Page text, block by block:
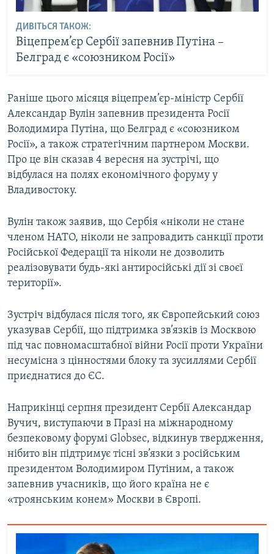
ДИВІТЬСЯ ТАКОЖ:
Віцепрем’єр Сербії запевнив Путіна –
Белград є «союзником Росії»
Раніше цього місяця віцепрем’єр-міністр Сербії
Александар Вулін запевнив президента Росії
Володимира Путіна, що Белград є «союзником
Росії», а також стратегічним партнером Москви.
Про це він сказав 4 вересня на зустрічі, що
відбулася на полях економічного форуму у
Владивостоку.
Вулін також заявив, що Сербія «ніколи не стане
членом НАТО, ніколи не запровадить санкції проти
Російської Федерації та ніколи не дозволить
реалізовувати будь-які антиросійські дії зі своєї
території».
Зустріч відбулася після того, як Європейський союз
указував Сербії, що підтримка зв’язків із Москвою
під час повномасштабної війни Росії проти України
несумісна з цінностями блоку та зусиллями Сербії
приєднатися до ЄС.
Наприкінці серпня президент Сербії Александар
Вучич, виступаючи в Празі на міжнародному
безпековому форумі Globsec, відкинув твердження,
нібито він підтримує тісні зв’язки з російським
президентом Володимиром Путіним, а також
запевнив учасників, що його країна не є
«троянським конем» Москви в Європі.